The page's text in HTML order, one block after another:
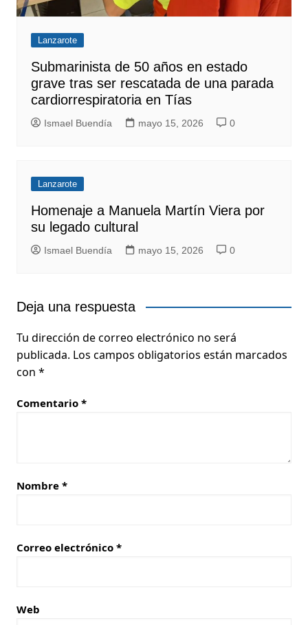
Lanzarote
Submarinista de 50 años en estado
grave tras ser rescatada de una parada
cardiorrespiratoria en Tías
Ismael Buendía mayo 15, 2026 0
Lanzarote
Homenaje a Manuela Martín Viera por
su legado cultural
Ismael Buendía mayo 15, 2026 0
Deja una respuesta
Tu dirección de correo electrónico no será
publicada. Los campos obligatorios están marcados
con *
Comentario *
Nombre *
Correo electrónico *
Web